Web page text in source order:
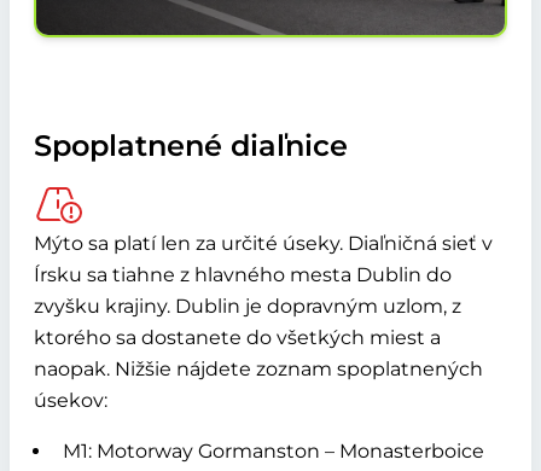
Spoplatnené diaľnice
Mýto sa platí len za určité úseky. Diaľničná sieť v
Írsku sa tiahne z hlavného mesta Dublin do
zvyšku krajiny. Dublin je dopravným uzlom, z
ktorého sa dostanete do všetkých miest a
naopak. Nižšie nájdete zoznam spoplatnených
úsekov:
M1: Motorway Gormanston – Monasterboice